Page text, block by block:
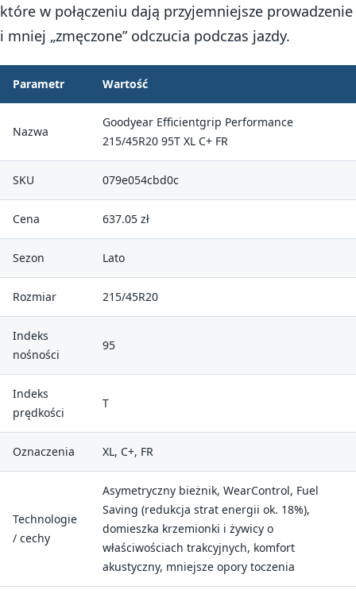
które w połączeniu dają przyjemniejsze prowadzenie
i mniej „zmęczone” odczucia podczas jazdy.
Parametr Wartość
Nazwa
Goodyear Efficientgrip Performance
215/45R20 95T XL C+ FR
SKU 079e054cbd0c
Cena 637.05 zł
Sezon Lato
Rozmiar 215/45R20
Indeks
nośności
95
Indeks
prędkości
T
Oznaczenia XL, C+, FR
Technologie
/ cechy
Asymetryczny bieżnik, WearControl, Fuel
Saving (redukcja strat energii ok. 18%),
domieszka krzemionki i żywicy o
właściwościach trakcyjnych, komfort
akustyczny, mniejsze opory toczenia